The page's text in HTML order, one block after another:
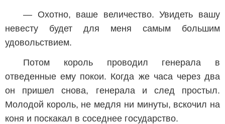
— Охотно, ваше величество. Увидеть вашу
невесту будет для меня самым большим
удовольствием.
Потом король проводил генерала в
отведенные ему покои. Когда же часа через два
он пришел снова, генерала и след простыл.
Молодой король, не медля ни минуты, вскочил на
коня и поскакал в соседнее государство.